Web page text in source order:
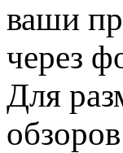
ваши
через
Для